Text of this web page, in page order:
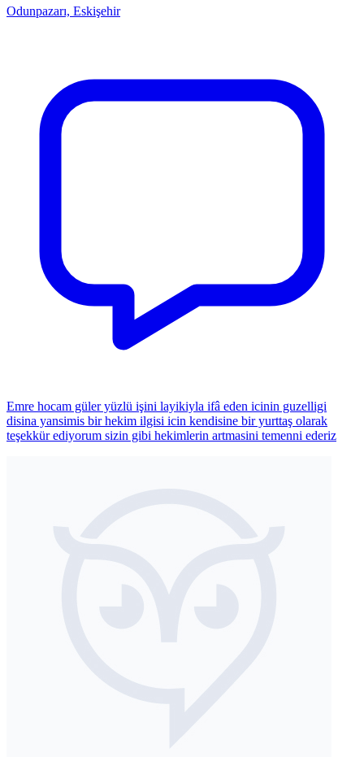
Odunpazarı, Eskişehir
Emre hocam güler yüzlü işini layikiyla ifâ eden icinin guzelligi
disina yansimis bir hekim ilgisi icin kendisine bir yurttaş olarak
teşekkür ediyorum sizin gibi hekimlerin artmasini temenni ederiz